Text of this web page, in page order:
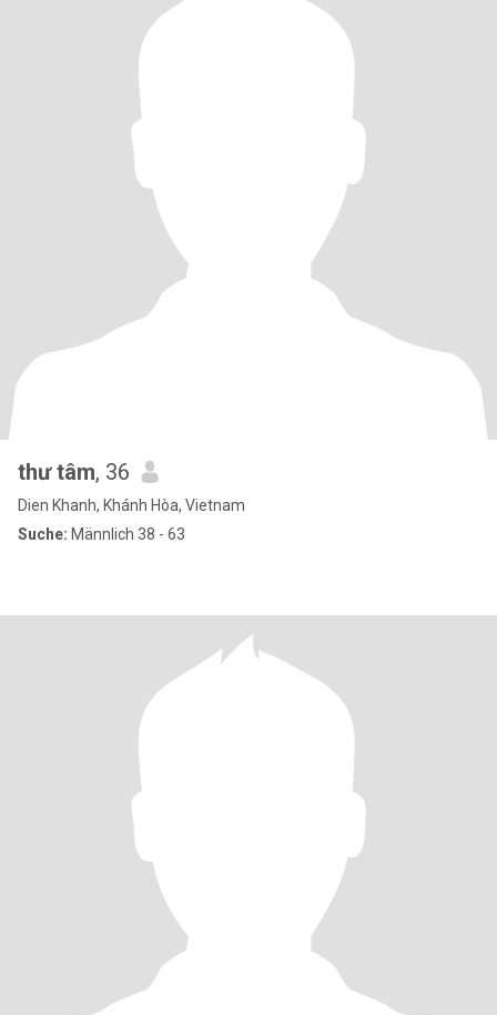
thư tâm, 36
Dien Khanh, Khánh Hòa, Vietnam
Suche: Männlich 38 - 63